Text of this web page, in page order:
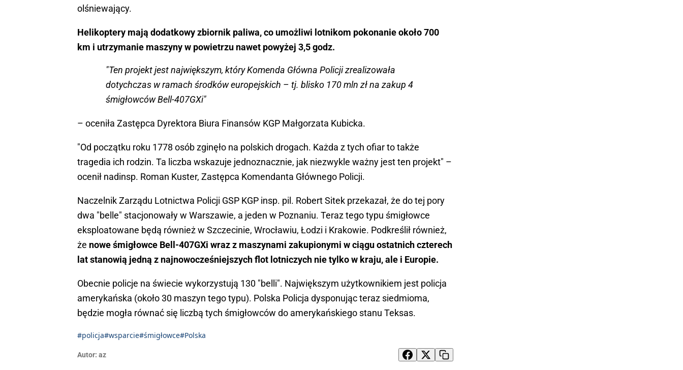
olśniewający.
Helikoptery mają dodatkowy zbiornik paliwa, co umożliwi lotnikom pokonanie około 700
km i utrzymanie maszyny w powietrzu nawet powyżej 3,5 godz.
"Ten projekt jest największym, który Komenda Główna Policji zrealizowała
dotychczas w ramach środków europejskich – tj. blisko 170 mln zł na zakup 4
śmigłowców Bell-407GXi"
– oceniła Zastępca Dyrektora Biura Finansów KGP Małgorzata Kubicka.
"Od początku roku 1778 osób zginęło na polskich drogach. Każda z tych ofiar to także
tragedia ich rodzin. Ta liczba wskazuje jednoznacznie, jak niezwykle ważny jest ten projekt" –
ocenił nadinsp. Roman Kuster, Zastępca Komendanta Głównego Policji.
Naczelnik Zarządu Lotnictwa Policji GSP KGP insp. pil. Robert Sitek przekazał, że do tej pory
dwa "belle" stacjonowały w Warszawie, a jeden w Poznaniu. Teraz tego typu śmigłowce
eksploatowane będą również w Szczecinie, Wrocławiu, Łodzi i Krakowie. Podkreślił również,
że nowe śmigłowce Bell-407GXi wraz z maszynami zakupionymi w ciągu ostatnich czterech
lat stanowią jedną z najnowocześniejszych flot lotniczych nie tylko w kraju, ale i Europie.
Obecnie policje na świecie wykorzystują 130 "belli". Największym użytkownikiem jest policja
amerykańska (około 30 maszyn tego typu). Polska Policja dysponując teraz siedmioma,
będzie mogła równać się liczbą tych śmigłowców do amerykańskiego stanu Teksas.
#policja#wsparcie#śmigłowce#Polska
Autor: az